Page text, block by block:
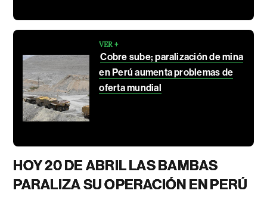
VER +
Cobre sube; paralización de mina
en Perú aumenta problemas de
oferta mundial
HOY 20 DE ABRIL LAS BAMBAS
PARALIZA SU OPERACIÓN EN PERÚ